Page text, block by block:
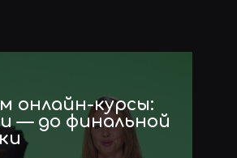
онлайн-курсы:
— до финальной